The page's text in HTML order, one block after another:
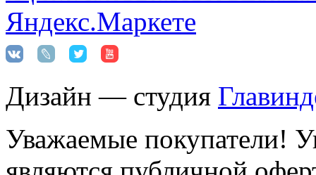
Дизайн — студия
Уважаемые покупатели!